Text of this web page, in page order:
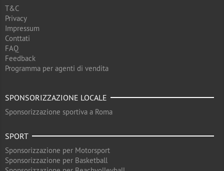
T&C
Privacy
Impressum
Conttati
FAQ
Feedback
Programma per agenti di vendita
SPONSORIZZAZIONE LOCALE
Sponsorizzazione sportiva a Roma
SPORT
Sponsorizzazione per Motorsport
Sponsorizzazione per Basketball